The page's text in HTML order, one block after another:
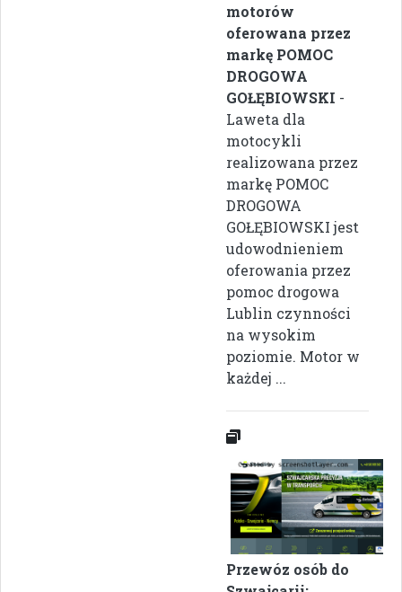
motorów
oferowana przez
markę POMOC
DROGOWA
GOŁĘBIOWSKI -
Laweta dla
motocykli
realizowana przez
markę POMOC
DROGOWA
GOŁĘBIOWSKI jest
udowodnieniem
oferowania przez
pomoc drogowa
Lublin czynności
na wysokim
poziomie. Motor w
każdej ...
Przewóz osób do